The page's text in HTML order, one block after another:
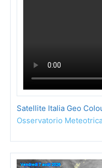
Satellite Italia Geo
Osservatorio